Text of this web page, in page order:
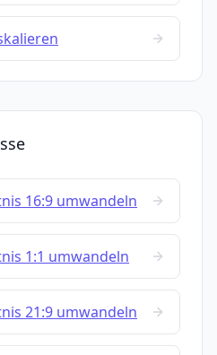
16:9 umwandeln
1:1 umwandeln
21:9 umwandeln